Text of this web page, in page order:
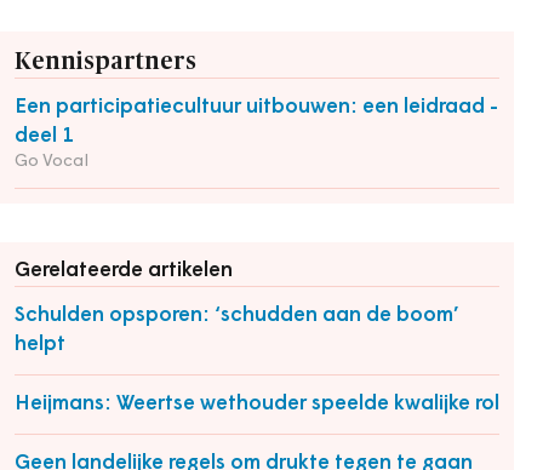
Kennispartners
Een participatiecultuur uitbouwen: een leidraad -
deel 1
Go Vocal
Gerelateerde artikelen
Schulden opsporen: ‘schudden aan de boom’
helpt
Heijmans: Weertse wethouder speelde kwalijke rol
Geen landelijke regels om drukte tegen te gaan